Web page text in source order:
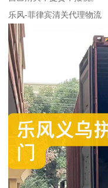
乐风-菲律宾清关代理物流